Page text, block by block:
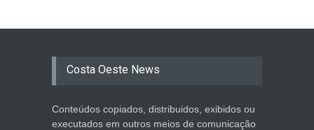
Costa Oeste News
Conteúdos copiados, distribuidos, exibidos ou
executados em outros meios de comunicação